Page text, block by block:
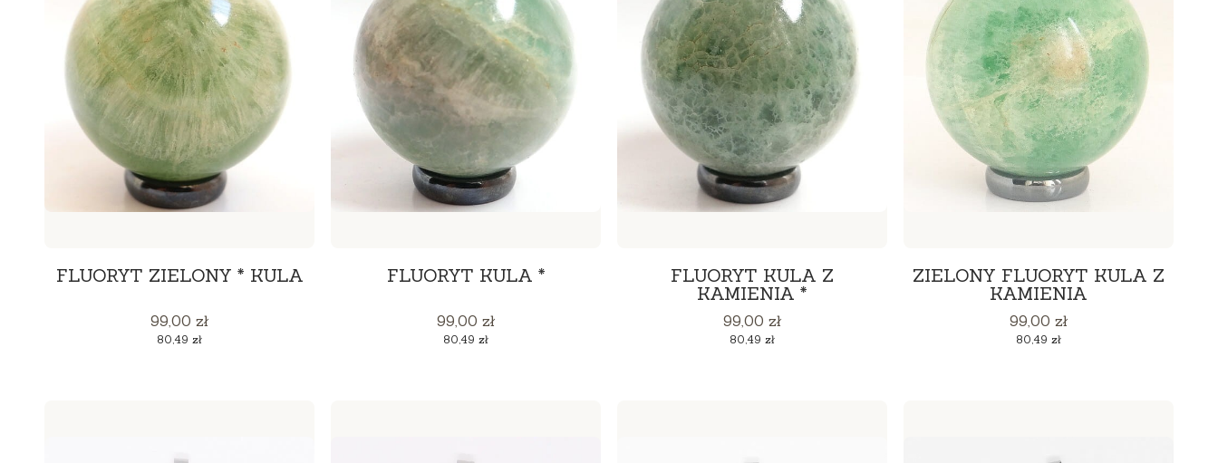
FLUORYT ZIELONY * KULA
Cena
99,00 zł
Cena
80,49 zł
FLUORYT KULA *
Cena
99,00 zł
Cena
80,49 zł
FLUORYT KULA Z
KAMIENIA *
Cena
99,00 zł
Cena
80,49 zł
ZIELONY FLUORYT KULA Z
KAMIENIA
Cena
99,00 zł
Cena
80,49 zł